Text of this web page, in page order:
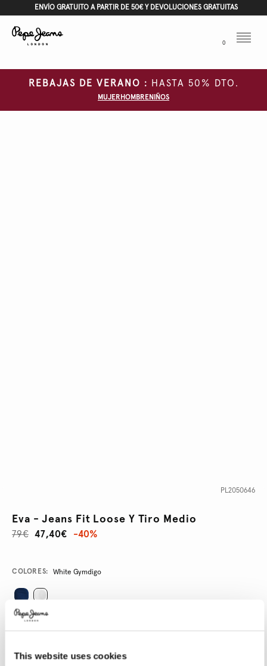
This website uses cookies
ENVÍO GRATUITO A PARTIR DE 50€ Y DEVOLUCIONES GRATUITAS
0
Menu
REBAJAS DE VERANO : HASTA 50% DTO.
MUJER HOMBRENIÑOS
PL2050646
Eva - Jeans Fit Loose Y Tiro Medio
47,40€
79€ -40%
Promotions
Variations
COLORES: White Gymdigo